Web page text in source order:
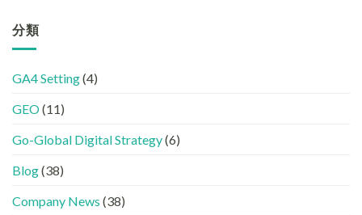
整
HTML
定
南〉
的
IG、
LinkedIn
容
工〉
中
案
出
一
看
懂
AISEO
已
進
代
品
分類
GA4 Setting(4)
GEO(11)
Go-Global Digital Strategy(6)
Blog(38)
Company News (38)